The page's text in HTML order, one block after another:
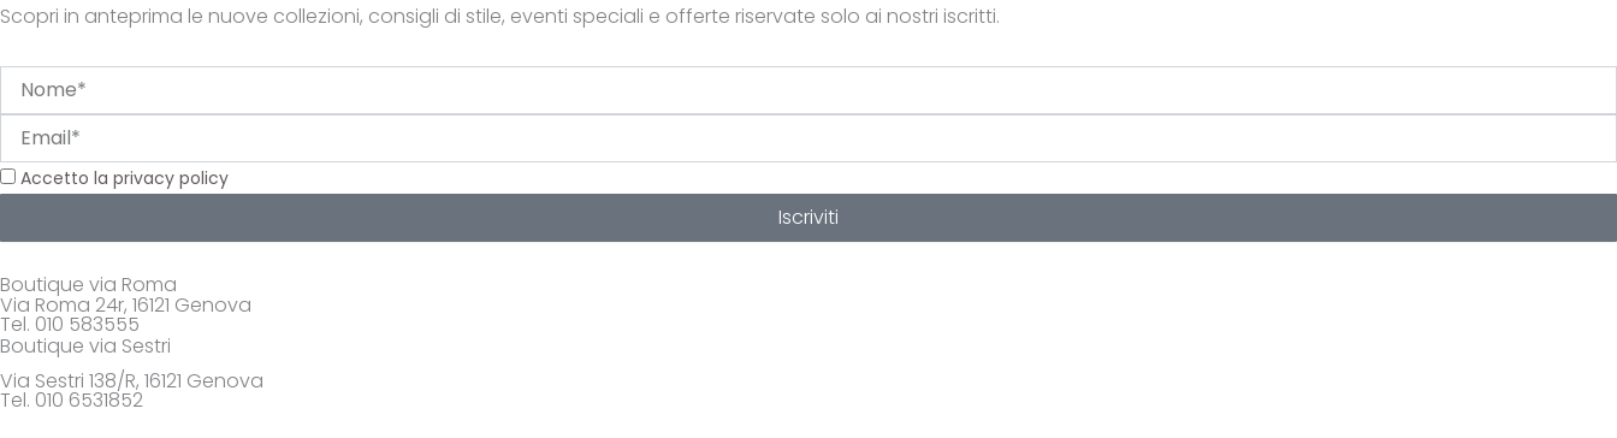
Scopri in anteprima le nuove collezioni, consigli di stile, eventi speciali e offerte riservate solo ai nostri iscritti.
Privacy
Accetto la privacy policy
Iscriviti
Boutique via Roma
Via Roma 24r, 16121 Genova
Tel. 010 583555
Boutique via Sestri
Via Sestri 138/R, 16121 Genova
Tel. 010 6531852